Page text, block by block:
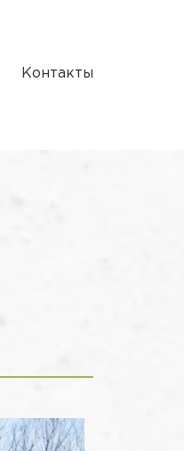
Контакты